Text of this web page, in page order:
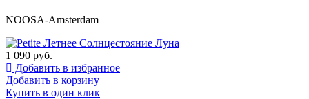
NOOSA-Amsterdam
1 090 руб.
Добавить в избранное
Добавить в корзину
Купить в один клик